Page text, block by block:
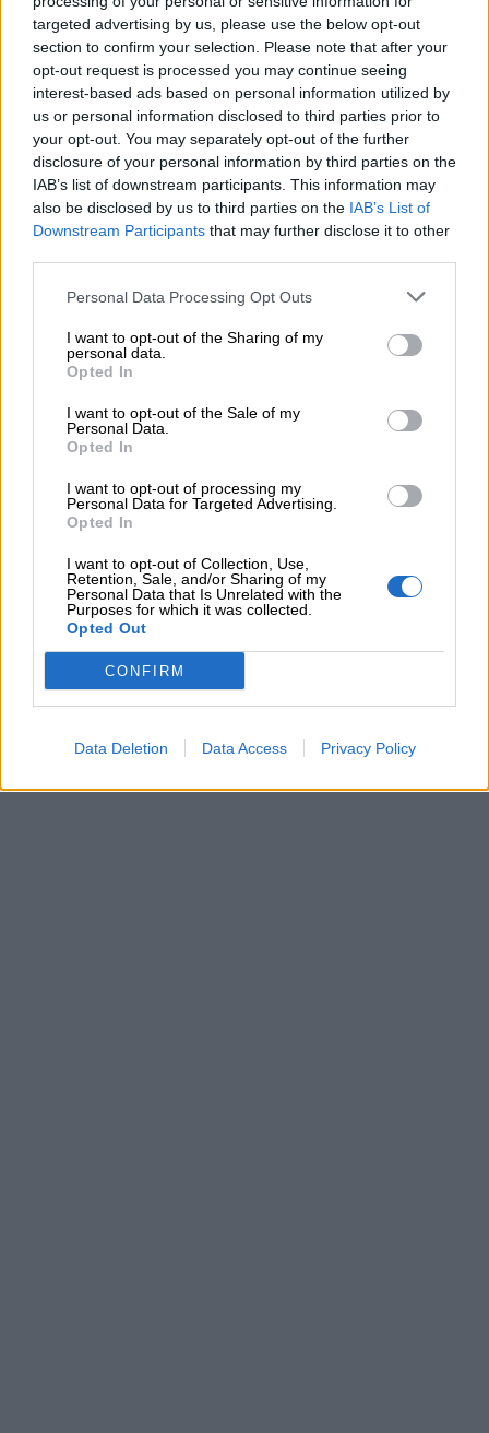
targeted advertising by us, please use the below opt-out
section to confirm your selection. Please note that after your
opt-out request is processed you may continue seeing
interest-based ads based on personal information utilized by
us or personal information disclosed to third parties prior to
your opt-out. You may separately opt-out of the further
disclosure of your personal information by third parties on the
IAB’s list of downstream participants. This information may
also be disclosed by us to third parties on the IAB’s List of
Downstream Participants that may further disclose it to other
Personal Data Processing Opt Outs
I want to opt-out of the Sharing of my
personal data.
Opted In
I want to opt-out of the Sale of my
Personal Data.
Opted In
I want to opt-out of processing my
Personal Data for Targeted Advertising.
Opted In
I want to opt-out of Collection, Use,
Retention, Sale, and/or Sharing of my
Personal Data that Is Unrelated with the
Purposes for which it was collected.
Opted Out
CONFIRM
Data Deletion Data Access Privacy Policy
L’almanacco del cuore
€ 10,40
Scopri su Amazon